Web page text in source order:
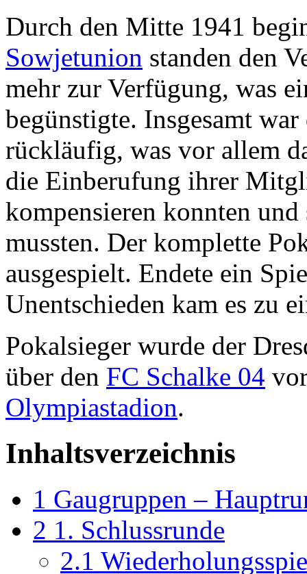
Durch den Mitte 1941
Sowjetunion standen den
mehr zur Verfügung, was
begünstigte. Insgesamt
rückläufig, was vor allem
die Einberufung ihrer
kompensieren konnten
mussten. Der komplette
ausgespielt. Endete ein
Unentschieden kam es zu
Pokalsieger wurde der
über den FC Schalke 04
Olympiastadion.
Inhaltsverzeichnis
1 Gaugruppen –
2 1. Schlussrunde
2.1